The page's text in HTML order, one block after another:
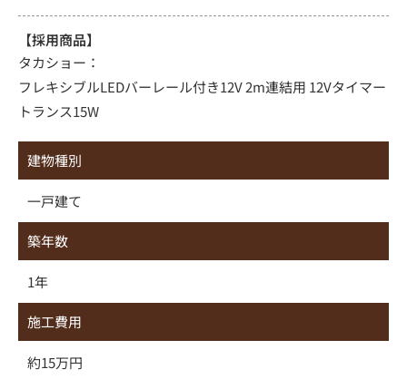
【採用商品】
タカショー：
フレキシブルLEDバーレール付き12V 2m連結用 12Vタイマー
トランス15W
建物種別
一戸建て
築年数
1年
施工費用
約15万円